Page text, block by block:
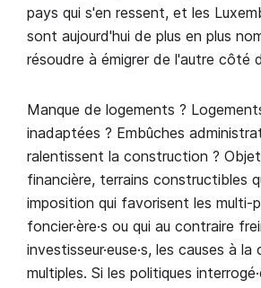
pays qui s'en ressent, et les
sont aujourd'hui de plus en plus
résoudre à émigrer de l'autre côté
Manque de logements ?
inadaptées ? Embûches
ralentissent la construction ?
financière, terrains constructibles
imposition qui favorisent les multi-
foncier·ère·s ou qui au contraire
investisseur·euse·s, les causes à la
multiples. Si les politiques